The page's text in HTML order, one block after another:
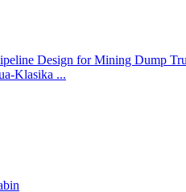
Klasika ...